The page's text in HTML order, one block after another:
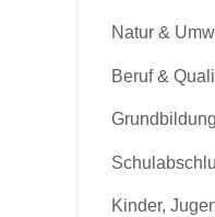
Natur &
Beruf &
Grundbildung
Kinder,